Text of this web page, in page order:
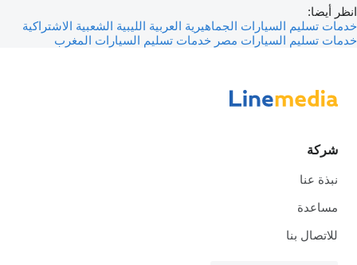
انظر أيضا:
خدمات تسليم السيارات الجماهيرية العربية الليبية الشعبية الاشتراكية
خدمات تسليم السيارات مصر خدمات تسليم السيارات المغرب
شركة
نبذة عنا
مساعدة
للاتصال بنا